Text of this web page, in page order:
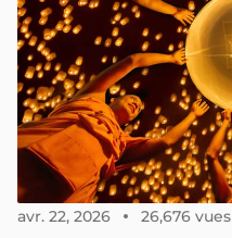
avr. 22, 2026 26,676 vues